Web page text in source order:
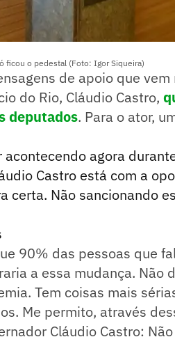
ficou o pedestal (Foto: Igor Siqueira)
de apoio que
do Rio, Cláudio Castro,
deputados. Para o ator,
agora
Castro está com a
certa. Não sancionando
90% das pessoas que
a essa mudança. Não
Tem coisas mais
Me permito, através
Cláudio Castro: